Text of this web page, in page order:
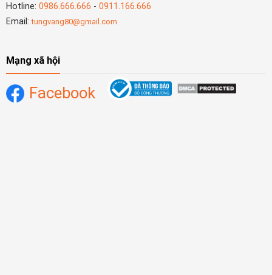
Hotline: 0986.666.666 - 0911.166.666
Email:tungvang80@gmail.com
Mạng xã hội
Facebook